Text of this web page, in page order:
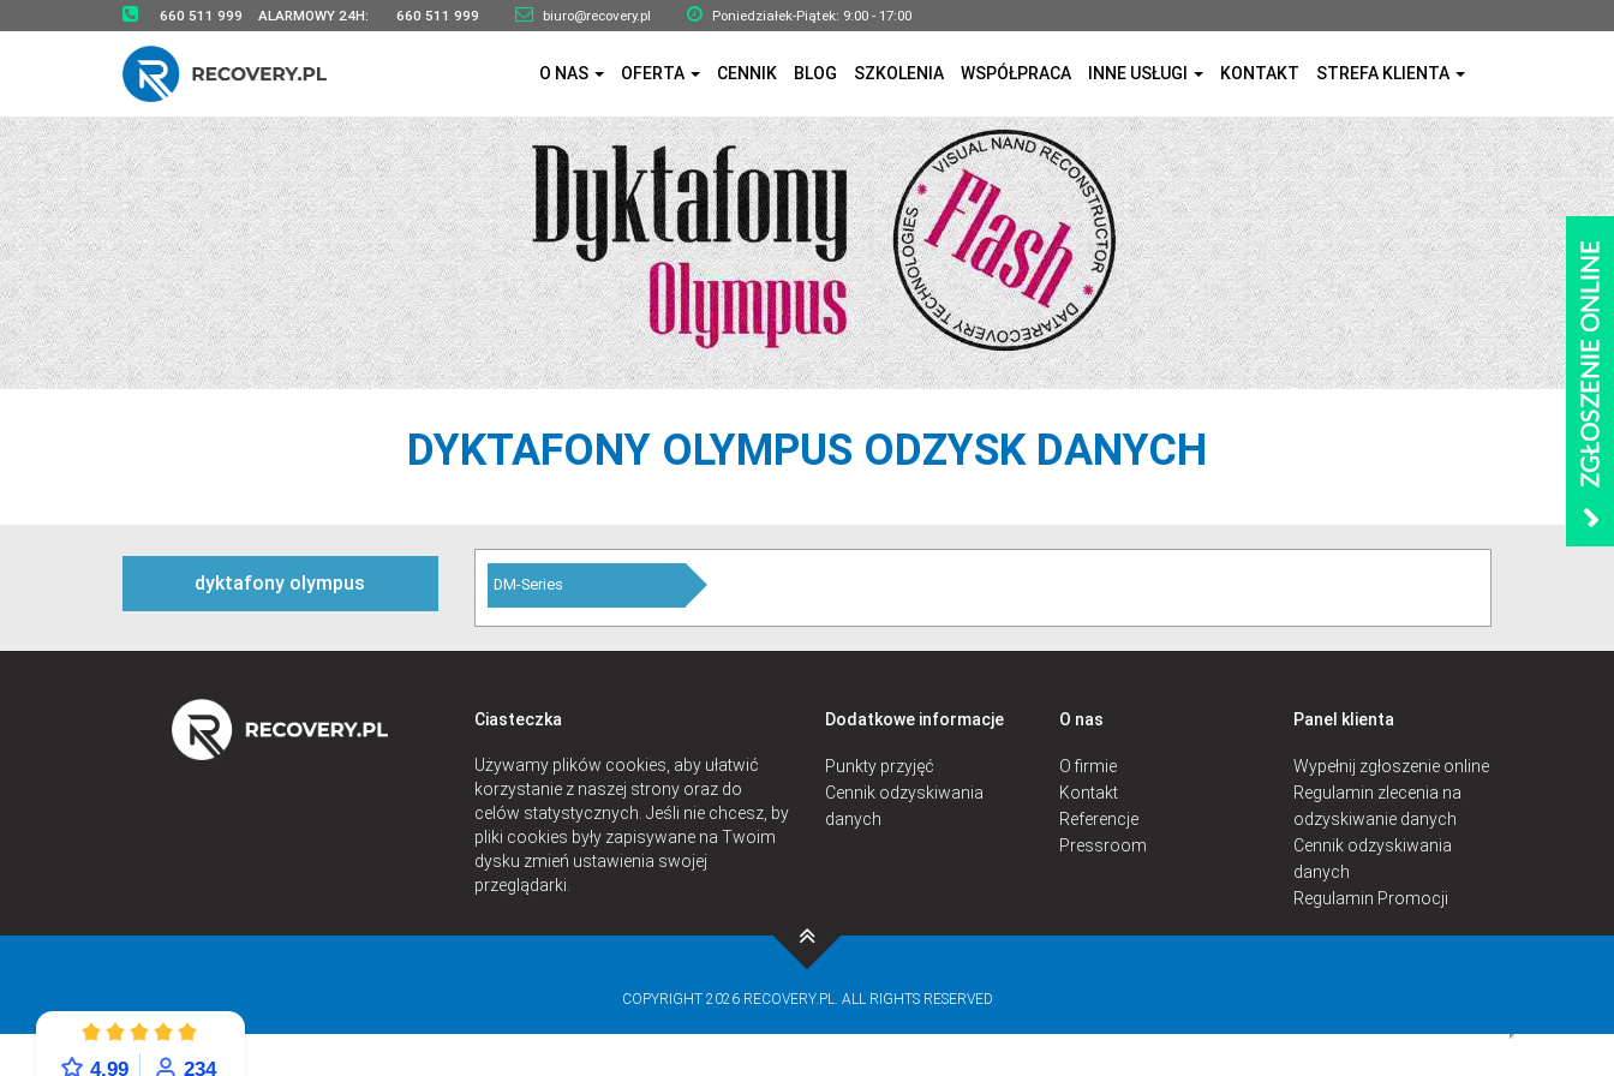
660 511 999 ALARMOWY 24H: 660 511 999 biuro@recovery.pl Poniedziałek-Piątek: 9:00 - 17:00
O NAS OFERTA CENNIK BLOG SZKOLENIA WSPÓŁPRACA INNE USŁUGI KONTAKT STREFA KLIENTA
DYKTAFONY OLYMPUS ODZYSK DANYCH
dyktafony olympus DM-Series
Ciasteczka
Używamy plików cookies, aby ułatwić
korzystanie z naszej strony oraz do
celów statystycznych. Jeśli nie chcesz, by
pliki cookies były zapisywane na Twoim
dysku zmień ustawienia swojej
przeglądarki.
Dodatkowe informacje
Punkty przyjęć
Cennik odzyskiwania
danych
O nas
O firmie
Kontakt
Referencje
Pressroom
Panel klienta
Wypełnij zgłoszenie online
Regulamin zlecenia na
odzyskiwanie danych
Cennik odzyskiwania
danych
Regulamin Promocji
COPYRIGHT 2026 RECOVERY.PL. ALL RIGHTS RESERVED
4.99 234